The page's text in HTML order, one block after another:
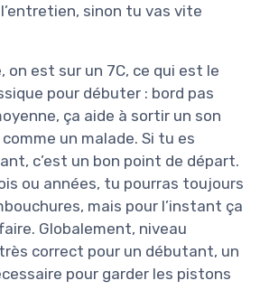
sinon tu vas vite
on est sur un 7C, ce qui est le
pour débuter : bord pas
ça aide à sortir un son
un malade. Si tu es
c’est un bon point de départ.
ou années, tu pourras toujours
mais pour l’instant ça
Globalement, niveau
correct pour un débutant, un
pour garder les pistons